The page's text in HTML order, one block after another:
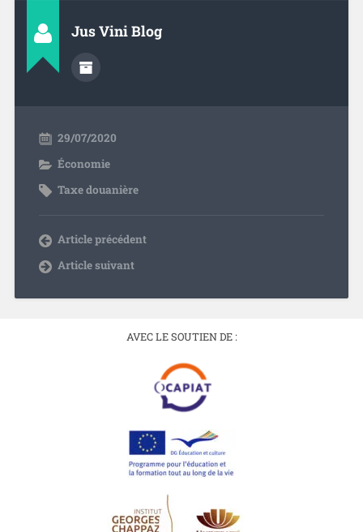
Jus Vini Blog
29/07/2020
Économie
Taxe douanière
Article précédent
Article suivant
AVEC LE SOUTIEN DE :